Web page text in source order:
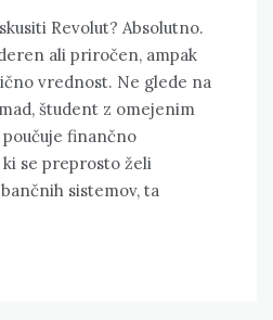
Revolut? Absolutno.
ali priročen, ampak
vrednost. Ne glede na
študent z omejenim
finančno
se preprosto želi
sistemov, ta